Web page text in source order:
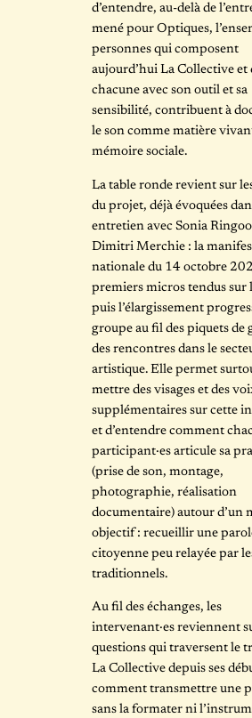
d’entendre, au-delà de
mené pour Optiques,
personnes qui composent
aujourd’hui La Collective et
chacune avec son outil et sa
sensibilité, contribuent à
le son comme matière
mémoire sociale.
La table ronde revient sur
du projet, déjà évoquées
entretien avec Sonia
Dimitri Merchie : la
nationale du 14 octobre
premiers micros tendus sur
puis l’élargissement
groupe au fil des piquets de
des rencontres dans le
artistique. Elle permet
mettre des visages et des
supplémentaires sur cette
et d’entendre comment
participant·es articule sa
(prise de son, montage,
photographie, réalisation
documentaire) autour d’un
objectif : recueillir une
citoyenne peu relayée par
traditionnels.
Au fil des échanges, les
intervenant·es reviennent
questions qui traversent le
La Collective depuis ses
comment transmettre une
sans la formater ni